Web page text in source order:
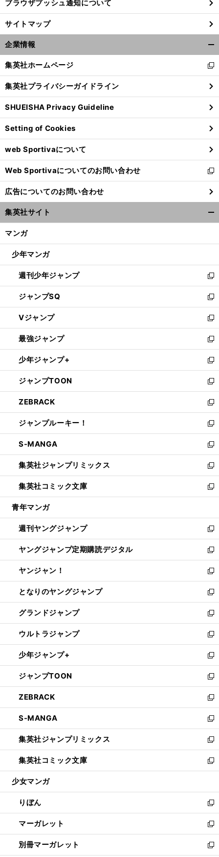
ブラウザプッシュ通知について
サイトマップ
企業情報
閉
る
集英社ホームページ
新
し
い
ウ
ィ
ン
ド
ウ
で
開
く
集英社プライバシーガイドライン
SHUEISHA Privacy Guideline
Setting of Cookies
web Sportivaについて
Web Sportivaについてのお問い合わせ
新
し
い
ウ
ィ
ン
ウ
開
く
広告についてのお問い合わせ
集英社サイト
マンガ
少年マンガ
週刊少年ジャンプ
新
し
い
ウ
ィ
ン
ド
ウ
で
開
く
ジャンプSQ
新
し
い
ウ
ィ
ン
ド
ウ
で
開
く
Vジャンプ
新
し
い
ウ
ィ
ン
ド
ウ
で
開
く
最強ジャンプ
新
し
い
ウ
ィ
ン
ド
ウ
で
開
く
少年ジャンプ+
新
し
い
ウ
ィ
ン
ド
ウ
で
開
く
ジャンプTOON
新
し
い
ウ
ィ
ン
ド
ウ
で
開
く
ZEBRACK
新
し
い
ウ
ィ
ン
ド
ウ
で
開
ジャンプルーキー！
新
し
い
ウ
ィ
ン
ド
ウ
開
く
S-MANGA
新
し
い
ウ
ィ
ン
ウ
で
開
く
集英社ジャンプリミックス
新
し
い
ウ
ン
ド
ウ
で
開
く
集英社コミック文庫
新
し
ウ
ィ
ン
ド
ウ
で
開
く
青年マンガ
週刊ヤングジャンプ
新
し
い
ウ
ィ
ン
ド
ウ
で
開
く
ヤングジャンプ定期購読デジタル
新
し
い
ウ
ィ
ン
ド
ウ
で
開
く
ヤンジャン！
新
し
い
ウ
ィ
ン
ド
ウ
で
開
く
となりのヤングジャンプ
新
し
い
ウ
ィ
ン
ド
ウ
で
開
く
グランドジャンプ
新
し
い
ウ
ィ
ン
ド
ウ
で
開
く
ウルトラジャンプ
新
し
い
ウ
ィ
ン
ド
ウ
で
開
く
少年ジャンプ+
新
し
い
ウ
ィ
ン
ド
ウ
で
開
く
ジャンプTOON
新
し
い
ウ
ィ
ン
ド
ウ
で
開
ZEBRACK
新
し
い
ウ
ィ
ン
ド
ウ
開
く
S-MANGA
新
し
い
ウ
ィ
ン
ウ
で
開
く
集英社ジャンプリミックス
新
し
い
ウ
ン
ド
ウ
で
開
く
集英社コミック文庫
新
し
ウ
ィ
ン
ド
ウ
で
開
少女マンガ
りぼん
新
し
い
ウ
ィ
マーガレット
新
し
い
別冊マーガレット
新